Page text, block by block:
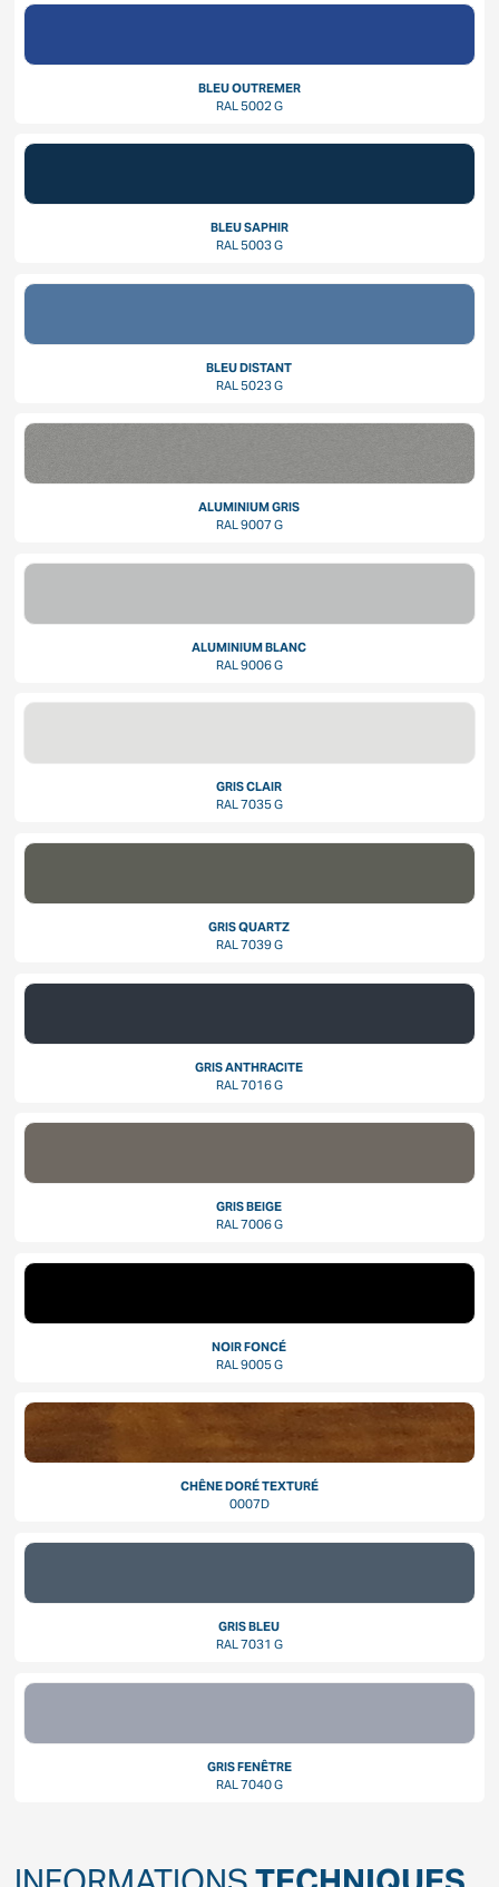
BLEU OUTREMER
RAL 5002 G
BLEU SAPHIR
RAL 5003 G
BLEU DISTANT
RAL 5023 G
ALUMINIUM GRIS
RAL 9007 G
ALUMINIUM BLANC
RAL 9006 G
GRIS CLAIR
RAL 7035 G
GRIS QUARTZ
RAL 7039 G
GRIS ANTHRACITE
RAL 7016 G
GRIS BEIGE
RAL 7006 G
NOIR FONCÉ
RAL 9005 G
CHÊNE DORÉ TEXTURÉ
0007D
GRIS BLEU
RAL 7031 G
GRIS FENÊTRE
RAL 7040 G